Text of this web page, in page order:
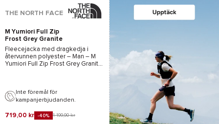
THE NORTH FACE
M Yumiori Full Zip
Frost Grey Granite
Grey
Fleecejacka med dragkedja i
återvunnen polyester – Man – M
Yumiori Full Zip Frost Grey Granite
Inte föremål för
kampanjerbjudanden.
719,00 kr -40% 1 199,90 kr